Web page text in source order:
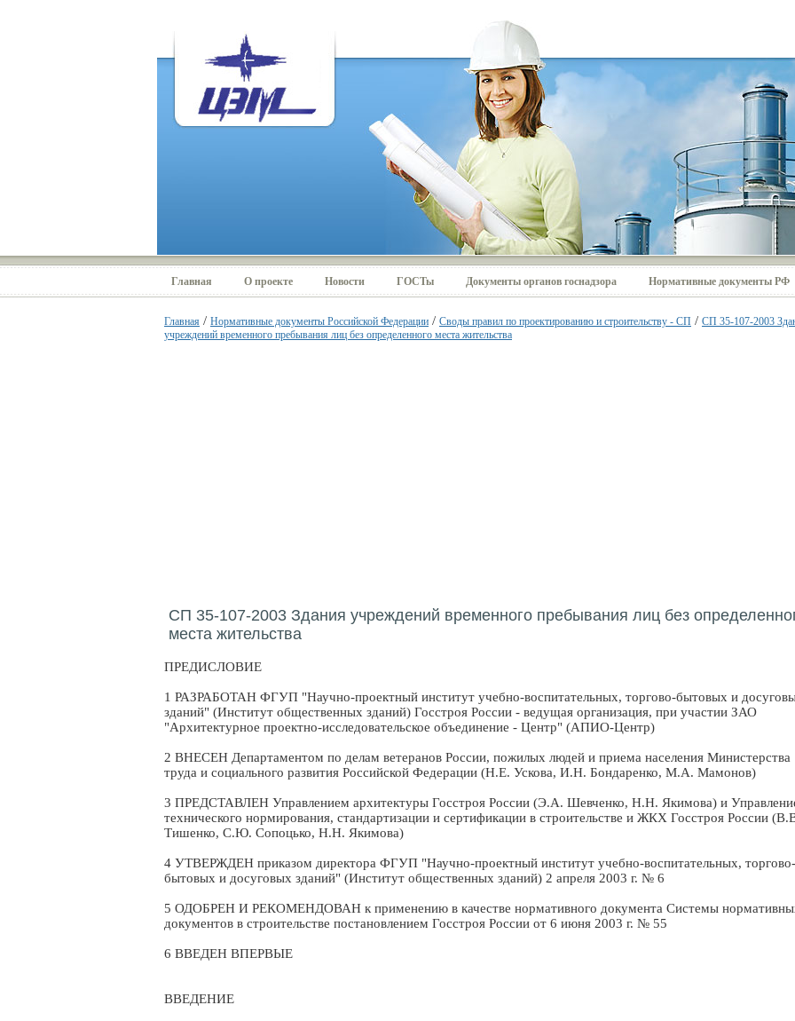
Главная О проекте Новости ГОСТы Документы органов госнадзора Нормативные документы РФ
Главная / Нормативные документы Российской Федерации / Своды правил по проектированию и строительству - СП / СП 35-107-2003
учреждений временного пребывания лиц без определенного места жительства
СП 35-107-2003 Здания учреждений временного пребывания лиц без
места жительства
ПРЕДИСЛОВИЕ
1 РАЗРАБОТАН ФГУП "Научно-проектный институт учебно-воспитательных, торгово-бытовых и
зданий" (Институт общественных зданий) Госстроя России - ведущая организация, при участии ЗАО
"Архитектурное проектно-исследовательское объединение - Центр" (АПИО-Центр)
2 ВНЕСЕН Департаментом по делам ветеранов России, пожилых людей и приема населения Министерства
труда и социального развития Российской Федерации (Н.Е. Ускова, И.Н. Бондаренко, М.А. Мамонов)
3 ПРЕДСТАВЛЕН Управлением архитектуры Госстроя России (Э.А. Шевченко, Н.Н. Якимова) и
технического нормирования, стандартизации и сертификации в строительстве и ЖКХ Госстроя России
Тишенко, С.Ю. Сопоцько, Н.Н. Якимова)
4 УТВЕРЖДЕН приказом директора ФГУП "Научно-проектный институт учебно-воспитательных, торгово-
бытовых и досуговых зданий" (Институт общественных зданий) 2 апреля 2003 г. № 6
5 ОДОБРЕН И РЕКОМЕНДОВАН к применению в качестве нормативного документа Системы
документов в строительстве постановлением Госстроя России от 6 июня 2003 г. № 55
6 ВВЕДЕН ВПЕРВЫЕ
ВВЕДЕНИЕ